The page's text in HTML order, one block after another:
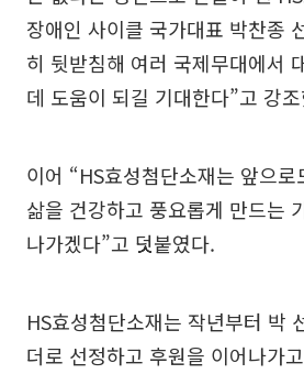
장애인 사이클 국가대표 박찬종
히 뒷받침해 여러 국제무대에서
데 도움이 되길 기대한다”고 강
이어 “HS효성첨단소재는 앞으로
삶을 건강하고 풍요롭게 만드는
나가겠다”고 덧붙였다.
HS효성첨단소재는 작년부터 박
더로 선정하고 후원을 이어나가